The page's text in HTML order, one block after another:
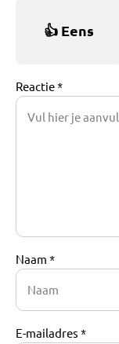
👍 Eens
Reactie *
Naam *
E-mailadres *